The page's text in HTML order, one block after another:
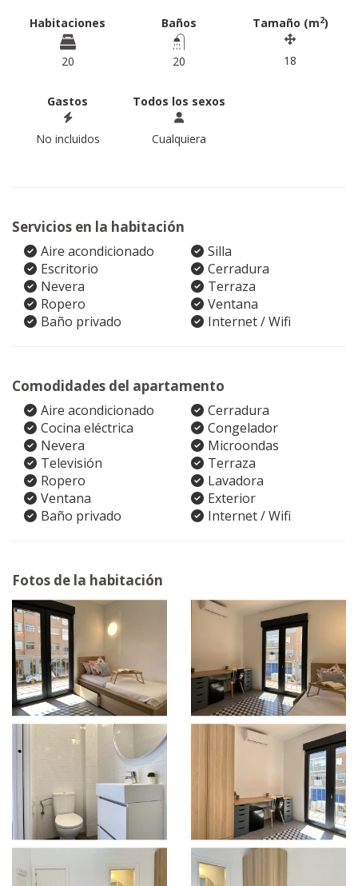
Habitaciones
20
Baños
20
Tamaño (m2)
18
Gastos
No incluidos
Todos los sexos
Cualquiera
Servicios en la habitación
Aire acondicionado
Silla
Escritorio
Cerradura
Nevera
Terraza
Ropero
Ventana
Baño privado
Internet / Wifi
Comodidades del apartamento
Aire acondicionado
Cerradura
Cocina eléctrica
Congelador
Nevera
Microondas
Televisión
Terraza
Ropero
Lavadora
Ventana
Exterior
Baño privado
Internet / Wifi
Fotos de la habitación